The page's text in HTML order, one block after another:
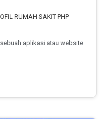
RUMAH SAKIT PHP
aplikasi atau website